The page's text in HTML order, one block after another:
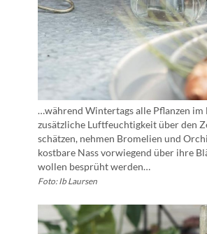
…während Wintertags alle Pflanzen im
zusätzliche Luftfeuchtigkeit über den
schätzen, nehmen Bromelien und
kostbare Nass vorwiegend über ihre
wollen besprüht werden…
Foto: Ib Laursen